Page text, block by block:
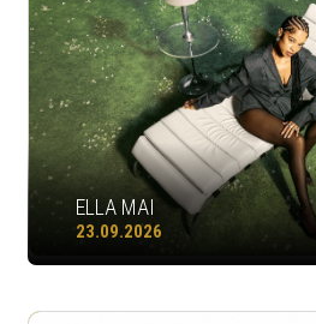
ELLA MAI
23.09.2026